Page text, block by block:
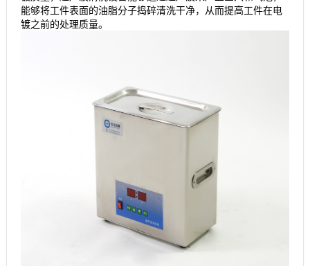
能够将工件表面的油脂分子捣碎清洗干净，从而提高工件在电
镀之前的处理质量。